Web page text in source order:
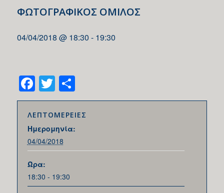
ΦΩΤΟΓΡΑΦΙΚΟΣ ΟΜΙΛΟΣ
04/04/2018 @ 18:30 - 19:30
Facebook
TwitterShare
ΛΕΠΤΟΜΕΡΕΙΕΣ
Ημερομηνία:
04/04/2018
Ώρα:
18:30 - 19:30